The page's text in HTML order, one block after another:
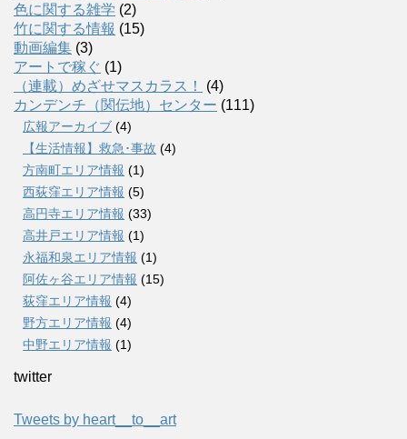
色に関する雑学 (2)
竹に関する情報 (15)
動画編集 (3)
アートで稼ぐ (1)
（連載）めざせマスカラス！
(4)
カンデンチ（関伝地）センター (111)
広報アーカイブ (4)
【生活情報】救急･事故 (4)
方南町エリア情報 (1)
西荻窪エリア情報 (5)
高円寺エリア情報 (33)
高井戸エリア情報 (1)
永福和泉エリア情報 (1)
阿佐ヶ谷エリア情報 (15)
荻窪エリア情報 (4)
野方エリア情報 (4)
中野エリア情報 (1)
twitter
Tweets by heart__to__art